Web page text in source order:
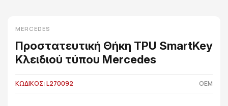
MERCEDES
Προστατευτική Θήκη TPU SmartKey
Κλειδιού τύπου Mercedes
ΚΩΔΙΚΟΣ: L270092 OEM